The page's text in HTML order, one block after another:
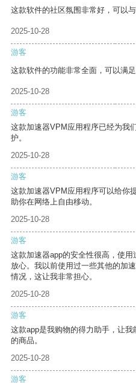
这款软件的社区氛围非常好，可以
2025-10-28
游客
这款软件的功能非常全面，可以满足
2025-10-28
游客
这款加速器VPM应用程序已经为我
护。
2025-10-28
游客
这款加速器VPM应用程序可以给你
助你在网络上自由移动。
2025-10-28
游客
这款加速器app的安全性很高，使
放心。我以前使用过一些其他的加
情况，这让我非常担心。
2025-10-28
游客
这款app是我购物的得力助手，让
的商品。
2025-10-28
游客